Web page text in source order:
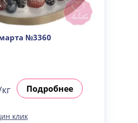
№3360
Подробнее
клик